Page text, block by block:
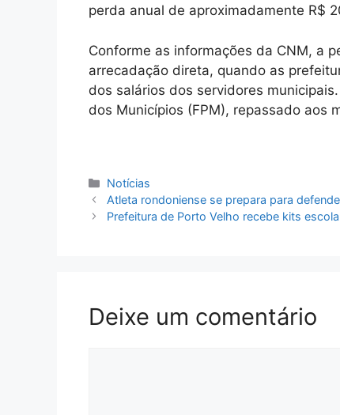
perda anual de aproximadamente R$
Conforme as informações da CNM, a
arrecadação direta, quando as
dos salários dos servidores
dos Municípios (FPM), repassado aos
Categorias
Notícias
Atleta rondoniense se prepara para
Prefeitura de Porto Velho recebe kits
Deixe um comentário